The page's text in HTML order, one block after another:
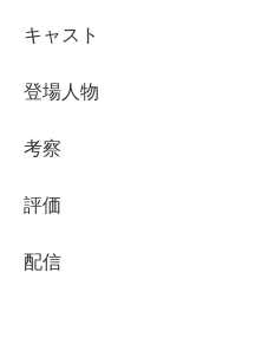
キャスト
登場人物
考察
評価
配信